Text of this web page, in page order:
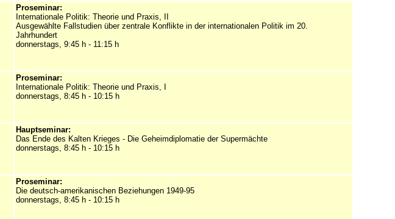
Proseminar:
Internationale Politik: Theorie und Praxis, II
Ausgewählte Fallstudien über zentrale Konflikte in der internationalen Politik im 20.
Jahrhundert
donnerstags, 9:45 h - 11:15 h
Proseminar:
Internationale Politik: Theorie und Praxis, I
donnerstags, 8:45 h - 10:15 h
Hauptseminar:
Das Ende des Kalten Krieges - Die Geheimdiplomatie der Supermächte
donnerstags, 8:45 h - 10:15 h
Proseminar:
Die deutsch-amerikanischen Beziehungen 1949-95
donnerstags, 8:45 h - 10:15 h